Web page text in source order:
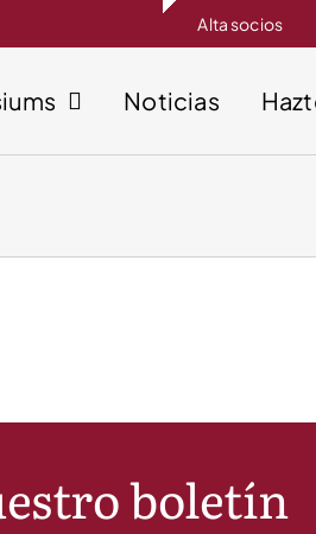
Alta socios
Noticias
boletín